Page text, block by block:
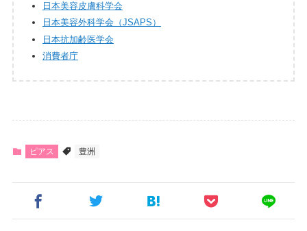
日本美容皮膚科学会
日本美容外科学会（JSAPS）
日本抗加齢医学会
消費者庁
ピアス 豊洲